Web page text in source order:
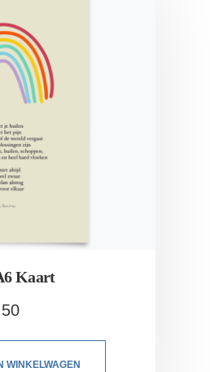
Kaart
WINKELWAGEN